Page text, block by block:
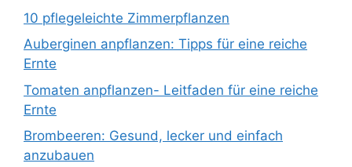
10 pflegeleichte Zimmerpflanzen
Auberginen anpflanzen: Tipps für eine reiche
Ernte
Tomaten anpflanzen- Leitfaden für eine reiche
Ernte
Brombeeren: Gesund, lecker und einfach
anzubauen